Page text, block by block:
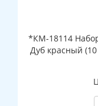
*КМ-18114
Дуб красный